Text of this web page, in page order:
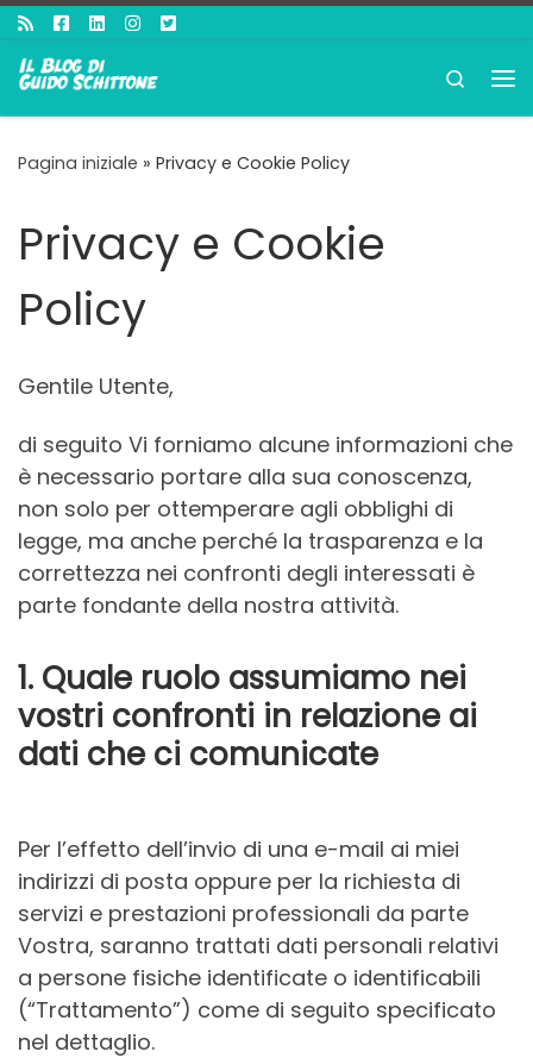
Passa al contenuto
Search
Pagina iniziale » Privacy e Cookie Policy
Privacy e Cookie
Policy
Gentile Utente,
di seguito Vi forniamo alcune informazioni che
è necessario portare alla sua conoscenza,
non solo per ottemperare agli obblighi di
legge, ma anche perché la trasparenza e la
correttezza nei confronti degli interessati è
parte fondante della nostra attività.
1. Quale ruolo assumiamo nei
vostri confronti in relazione ai
dati che ci comunicate
Per l’effetto dell’invio di una e-mail ai miei
indirizzi di posta oppure per la richiesta di
servizi e prestazioni professionali da parte
Vostra, saranno trattati dati personali relativi
a persone fisiche identificate o identificabili
(“Trattamento”) come di seguito specificato
nel dettaglio.